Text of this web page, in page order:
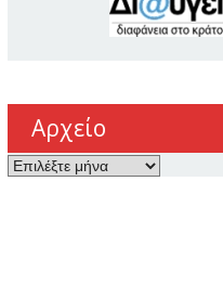
Αρχείο
Αρχείο